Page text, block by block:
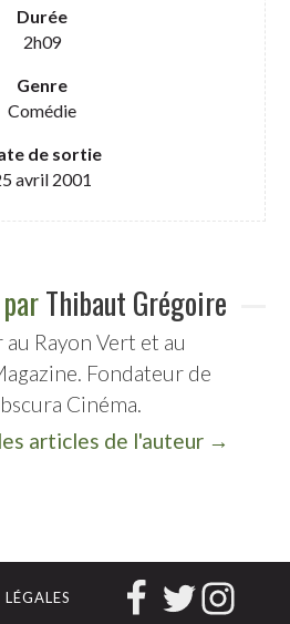
Durée
2h09
Genre
Comédie
de sortie
avril 2001
Thibaut Grégoire
au Rayon Vert et au
Fondateur de
Cinéma.
articles de l'auteur →